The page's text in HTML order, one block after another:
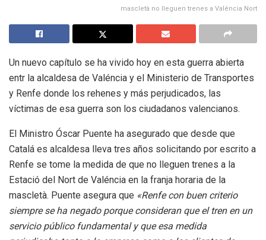
mascletà no lleguen trenes a Valéncia Nort
Un nuevo capítulo se ha vivido hoy en esta guerra abierta
entr la alcaldesa de Valéncia y el Ministerio de Transportes
y Renfe donde los rehenes y más perjudicados, las
víctimas de esa guerra son los ciudadanos valencianos.
El Ministro Óscar Puente ha asegurado que desde que
Catalá es alcaldesa lleva tres años solicitando por escrito a
Renfe se tome la medida de que no lleguen trenes a la
Estació del Nort de Valéncia en la franja horaria de la
mascletà. Puente asegura que «Renfe con buen criterio
siempre se ha negado porque consideran que el tren en un
servicio público fundamental y que esa medida